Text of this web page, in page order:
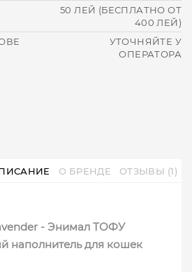
50 ЛЕЙ (БЕСПЛАТНО ОТ
400 ЛЕЙ)
УТОЧНЯЙТЕ У
ОПЕРАТОРА
О БРЕНДЕ ОТЗЫВЫ (1)
- Энимал ТОФУ
наполнитель для кошек